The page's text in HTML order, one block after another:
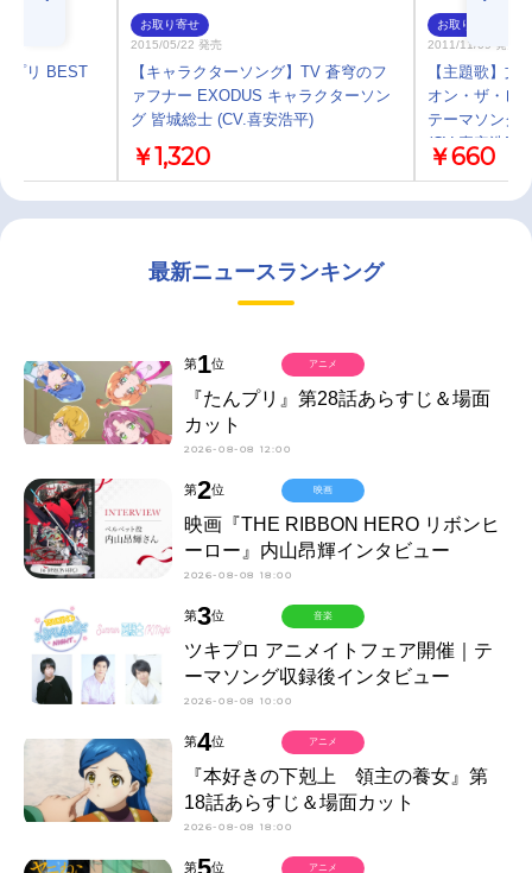
プリ BEST
お取り寄せ
2015/05/22 発売
【キャラクターソング】TV 蒼穹のフ
ァフナー EXODUS キャラクターソン
グ 皆城総士 (CV.喜安浩平)
￥1,320
お取り寄せ
2011/11/09 発売
【主題歌】文
オン・ザ・レ
テーマソング
(CV:喜安浩平)
￥660
最新ニュースランキング
第1位
『たんプリ』第28話あらすじ＆場面
カット
2026-08-08 12:00
アニメ
第2位
映画『THE RIBBON HERO リボンヒ
ーロー』内山昂輝インタビュー
2026-08-08 18:00
映画
第3位
ツキプロ アニメイトフェア開催｜テ
ーマソング収録後インタビュー
2026-08-08 10:00
音楽
第4位
『本好きの下剋上 領主の養女』第
18話あらすじ＆場面カット
2026-08-08 18:00
アニメ
第 位 アニメ